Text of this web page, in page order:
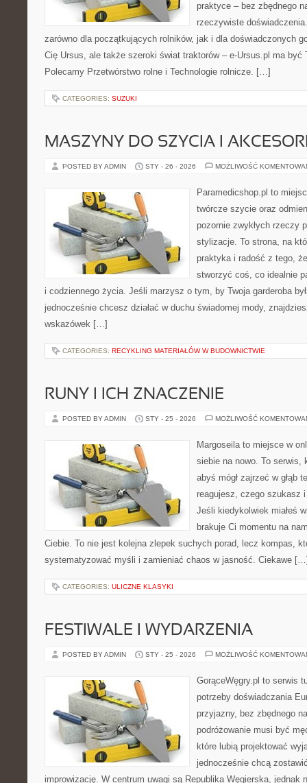
praktyce – bez zbędnego
rzeczywiste
zarówno dla początkujących rolników, jak i dla doświadczonych
Cię Ursus, ale także szeroki świat traktorów – e-Ursus.pl ma być
Polecamy Przetwórstwo rolne i Technologie rolnicze. […]
CATEGORIES: SUZUKI
MASZYNY DO SZYCIA I
POSTED BY ADMIN STY - 26 - 2026 MOŻLIWOŚĆ
Paramedicshop.pl to
twórcze szycie oraz
pozornie zwykłych rzeczy
stylizacje. To strona, na
praktyka i radość z tego,
stworzyć coś, co idealnie
i codziennego życia. Jeśli marzysz o tym, by Twoja garderoba
jednocześnie chcesz działać w duchu świadomej mody,
wskazówek […]
CATEGORIES: RECYKLING MATERIAŁÓW W BUDOWNICTWIE
RUNY I ICH ZNACZENIE
POSTED BY ADMIN STY - 25 - 2026 MOŻLIWOŚĆ
Margoseila to miejsce w
siebie na nowo. To serwis,
abyś mógł zajrzeć w głąb
reagujesz, czego szukasz
Jeśli kiedykolwiek miałeś
brakuje Ci momentu na
Ciebie. To nie jest kolejna zlepek suchych porad, lecz kompas,
systematyzować myśli i zamieniać chaos w jasność. Ciekawe
CATEGORIES: ULICZNE KLASYKI
FESTIWALE I WYDARZENIA
POSTED BY ADMIN STY - 25 - 2026 MOŻLIWOŚĆ
GorąceWęgry.pl to serwis
potrzeby doświadczania
przyjazny, bez zbędnego
podróżowanie musi być
które lubią projektować
jednocześnie chcą
improwizację. W centrum uwagi są Republika Węgierska, jednak